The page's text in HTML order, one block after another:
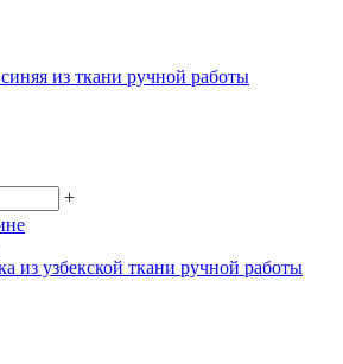
из ткани ручной работы
+